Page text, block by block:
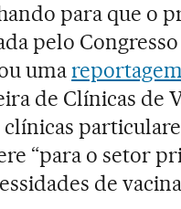
para que o
pelo
uma
de Clínicas de
clínicas
“para o setor
de